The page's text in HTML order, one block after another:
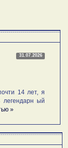
31.07.2026
14 лет, я
ый
»